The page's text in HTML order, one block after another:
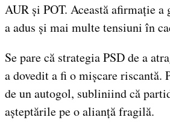
AUR și POT. Această afirmație a
a adus și mai multe tensiuni în
Se pare că strategia PSD de a
a dovedit a fi o mișcare riscantă.
de un autogol, subliniind că
așteptările pe o alianță fragilă.